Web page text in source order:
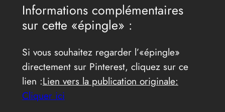
Informations complémentaires
sur cette «épingle» :
Si vous souhaitez regarder l’«épingle»
directement sur Pinterest, cliquez sur ce
lien :Lien vers la publication originale:
Cliquer ici